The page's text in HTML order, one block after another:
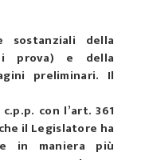
della
prova) e della
preliminari. Il
con l’art. 361
il Legislatore ha
in maniera più